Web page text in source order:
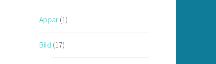
Appar(1)
Bild (17)